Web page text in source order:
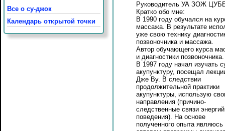
Все о су-джок
Календарь открытой точки
Руководитель УА ЗОЖ
Кратко обо мне:
В 1990 году обучался на
массажа. В результате
уже свою технику
позвоночника и массажа.
Автор обучающего курса
и диагностики позвоночника.
В 1997 году начал изучать
акупунктуру, посещал
Дже Ву. В следствии
продолжительной практики
акупунктуры, использую
направления (причино-
следственные связи
поведения). На основе
полученного опыта являюсь